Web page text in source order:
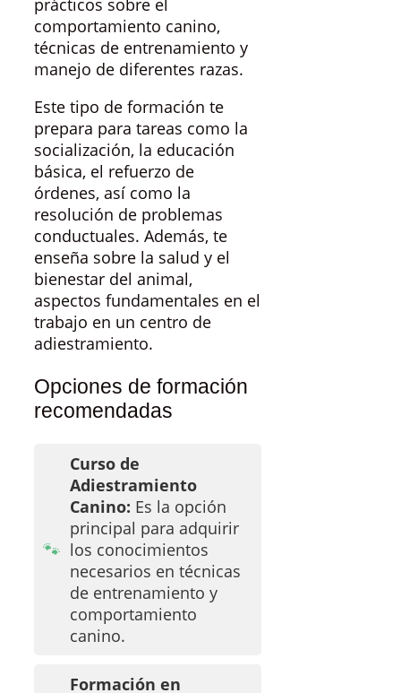
prácticos sobre el
comportamiento canino,
técnicas de entrenamiento y
manejo de diferentes razas.
Este tipo de formación te
prepara para tareas como la
socialización, la educación
básica, el refuerzo de
órdenes, así como la
resolución de problemas
conductuales. Además, te
enseña sobre la salud y el
bienestar del animal,
aspectos fundamentales en el
trabajo en un centro de
adiestramiento.
Opciones de formación
recomendadas
Curso de
Adiestramiento
Canino: Es la opción
principal para adquirir
los conocimientos
necesarios en técnicas
de entrenamiento y
comportamiento
canino.
Formación en